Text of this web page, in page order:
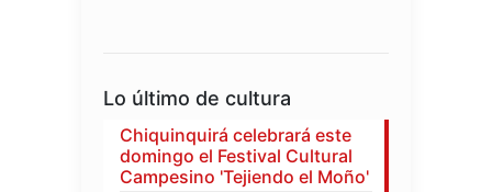
Lo último de cultura
Chiquinquirá celebrará este
domingo el Festival Cultural
Campesino 'Tejiendo el Moño'